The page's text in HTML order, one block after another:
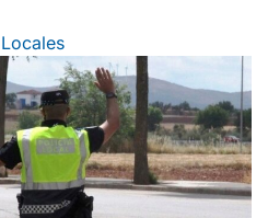
Locales